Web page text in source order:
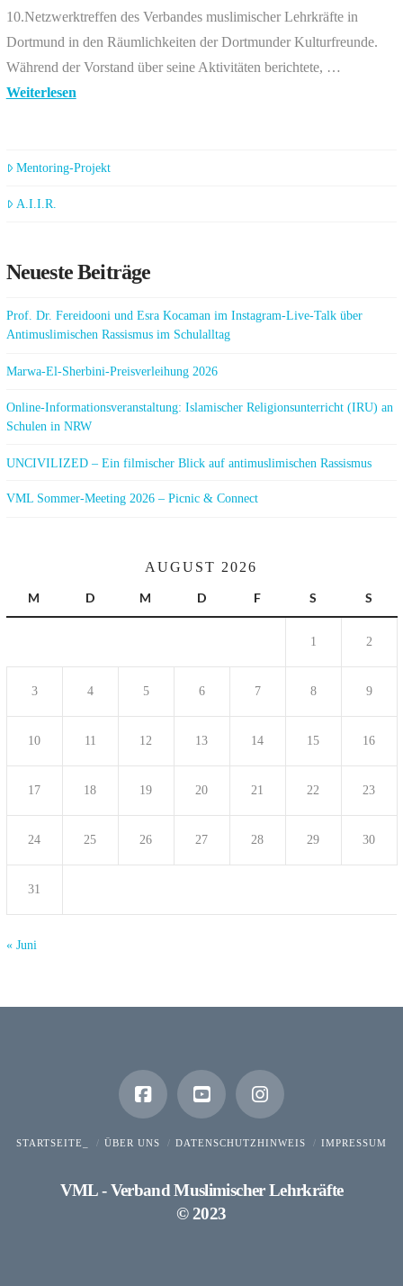
10.Netzwerktreffen des Verbandes muslimischer Lehrkräfte in
Dortmund in den Räumlichkeiten der Dortmunder Kulturfreunde.
Während der Vorstand über seine Aktivitäten berichtete, …
Weiterlesen
Mentoring-Projekt
A.I.I.R.
Neueste Beiträge
Prof. Dr. Fereidooni und Esra Kocaman im Instagram-Live-Talk über
Antimuslimischen Rassismus im Schulalltag
Marwa-El-Sherbini-Preisverleihung 2026
Online-Informationsveranstaltung: Islamischer Religionsunterricht (IRU) an
Schulen in NRW
UNCIVILIZED – Ein filmischer Blick auf antimuslimischen Rassismus
VML Sommer-Meeting 2026 – Picnic & Connect
AUGUST 2026
M
D M D F S S
1 2
3 4 5 6 7 8 9
10 11 12 13 14 15 16
17 18 19 20 21 22 23
24 25 26 27 28 29 30
31
« Juni
STARTSEITE_ ÜBER UNS DATENSCHUTZHINWEIS IMPRESSUM
VML - Verband Muslimischer Lehrkräfte
© 2023